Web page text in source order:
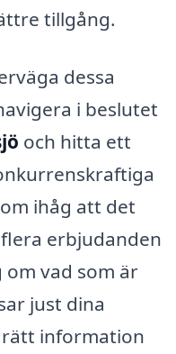
tillgång.
dessa
i beslutet
och hitta ett
ihåg att det
erbjudanden
vad som är
just dina
rätt information